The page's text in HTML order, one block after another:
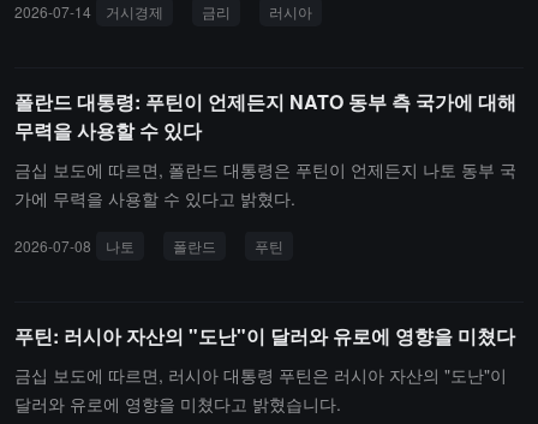
2026-07-14 거시경제 금리 러시아
폴란드 대통령: 푸틴이 언제든지 NATO 동부 측 국가에 대해
무력을 사용할 수 있다
금십 보도에 따르면, 폴란드 대통령은 푸틴이 언제든지 나토 동부 국
가에 무력을 사용할 수 있다고 밝혔다.
2026-07-08 나토 폴란드 푸틴
푸틴: 러시아 자산의 "도난"이 달러와 유로에 영향을 미쳤다
금십 보도에 따르면, 러시아 대통령 푸틴은 러시아 자산의 "도난"이
달러와 유로에 영향을 미쳤다고 밝혔습니다.